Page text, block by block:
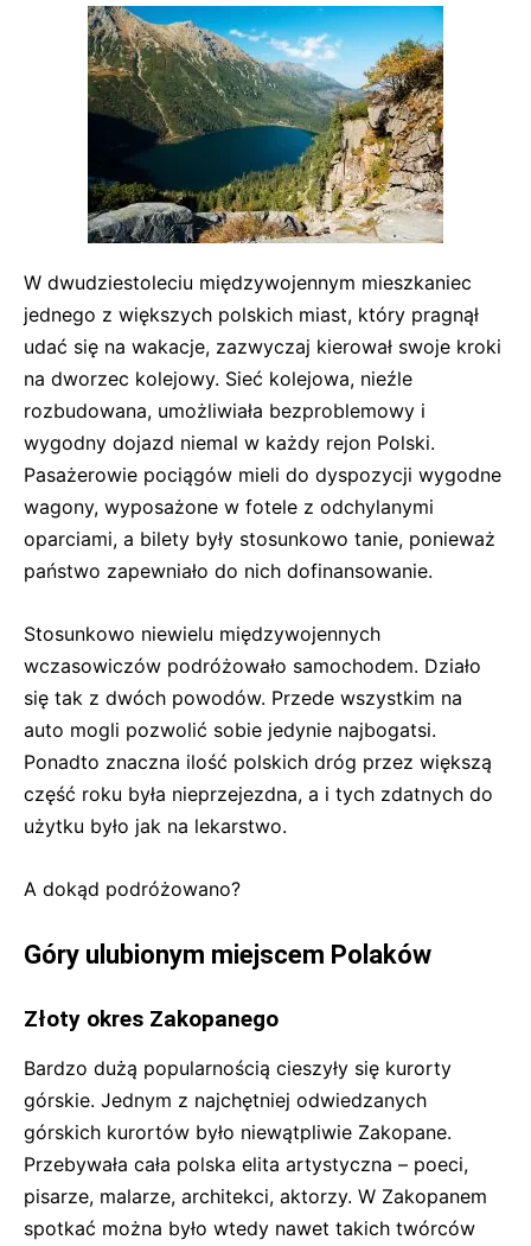
W dwudziestoleciu międzywojennym mieszkaniec
jednego z większych polskich miast, który pragnął
udać się na wakacje, zazwyczaj kierował swoje kroki
na dworzec kolejowy. Sieć kolejowa, nieźle
rozbudowana, umożliwiała bezproblemowy i
wygodny dojazd niemal w każdy rejon Polski.
Pasażerowie pociągów mieli do dyspozycji wygodne
wagony, wyposażone w fotele z odchylanymi
oparciami, a bilety były stosunkowo tanie, ponieważ
państwo zapewniało do nich dofinansowanie.
Stosunkowo niewielu międzywojennych
wczasowiczów podróżowało samochodem. Działo
się tak z dwóch powodów. Przede wszystkim na
auto mogli pozwolić sobie jedynie najbogatsi.
Ponadto znaczna ilość polskich dróg przez większą
część roku była nieprzejezdna, a i tych zdatnych do
użytku było jak na lekarstwo.
A dokąd podróżowano?
Góry ulubionym miejscem Polaków
Złoty okres Zakopanego
Bardzo dużą popularnością cieszyły się kurorty
górskie. Jednym z najchętniej odwiedzanych
górskich kurortów było niewątpliwie Zakopane.
Przebywała cała polska elita artystyczna – poeci,
pisarze, malarze, architekci, aktorzy. W Zakopanem
spotkać można było wtedy nawet takich twórców